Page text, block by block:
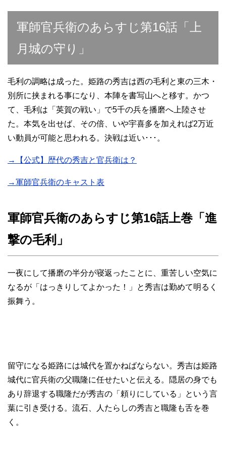
軍師官兵衛のあらすじ第16話「上
月城の守り」
毛利の調略は成った。姫路の秀吉は西の毛利と東の三木・
別所に挟まれる事になり、本陣を書写山へと移す。かつ
て、毛利は「英賀の戦い」で5千の兵を播磨へ上陸させ
た。本気を出せば、その倍、いや宇喜多を加えれば2万近
い動員が可能と思われる。決戦は近い･･･。
→【公式】歴代の秀吉と官兵衛は？
→軍師官兵衛のキャスト表
軍師官兵衛のあらすじ第16話上巻「進
撃の毛利」
一夜にして播磨の半分が寝返ったことに、重苦しい空気に
なるが「はっきりしてよかった！」と秀吉は勤めて明るく
振舞う。
留守になる姫路には城代を置かねばならない。秀吉は姫路
城代に官兵衛の父職隆に任せたいと伝える。隠居の身でも
あり辞退する職隆だが秀吉の「頼りにしている」という言
葉に引き受ける。流石、人たらしの秀吉と職隆も舌を巻
く。